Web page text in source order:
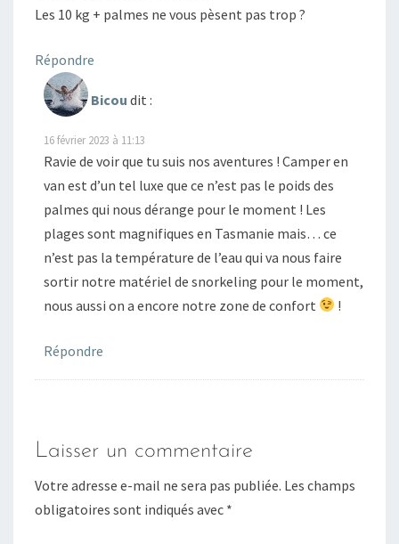
Les 10 kg + palmes ne vous pèsent pas trop ?
Répondre
Bicou dit :
16 février 2023 à 11:13
Ravie de voir que tu suis nos aventures ! Camper en
van est d’un tel luxe que ce n’est pas le poids des
palmes qui nous dérange pour le moment ! Les
plages sont magnifiques en Tasmanie mais… ce
n’est pas la température de l’eau qui va nous faire
sortir notre matériel de snorkeling pour le moment,
nous aussi on a encore notre zone de confort
!
Répondre
Laisser un commentaire
Votre adresse e-mail ne sera pas publiée. Les champs
obligatoires sont indiqués avec *